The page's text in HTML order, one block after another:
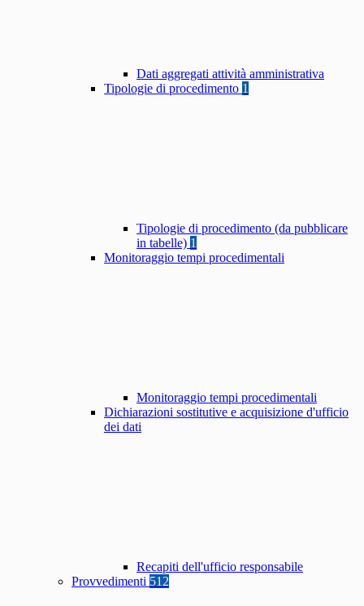
Dati aggregati attività amministrativa
Tipologie di procedimento 1
Tipologie di procedimento (da pubblicare
in tabelle) 1
Monitoraggio tempi procedimentali
Monitoraggio tempi procedimentali
Dichiarazioni sostitutive e acquisizione d'ufficio
dei dati
Recapiti dell'ufficio responsabile
Provvedimenti 512